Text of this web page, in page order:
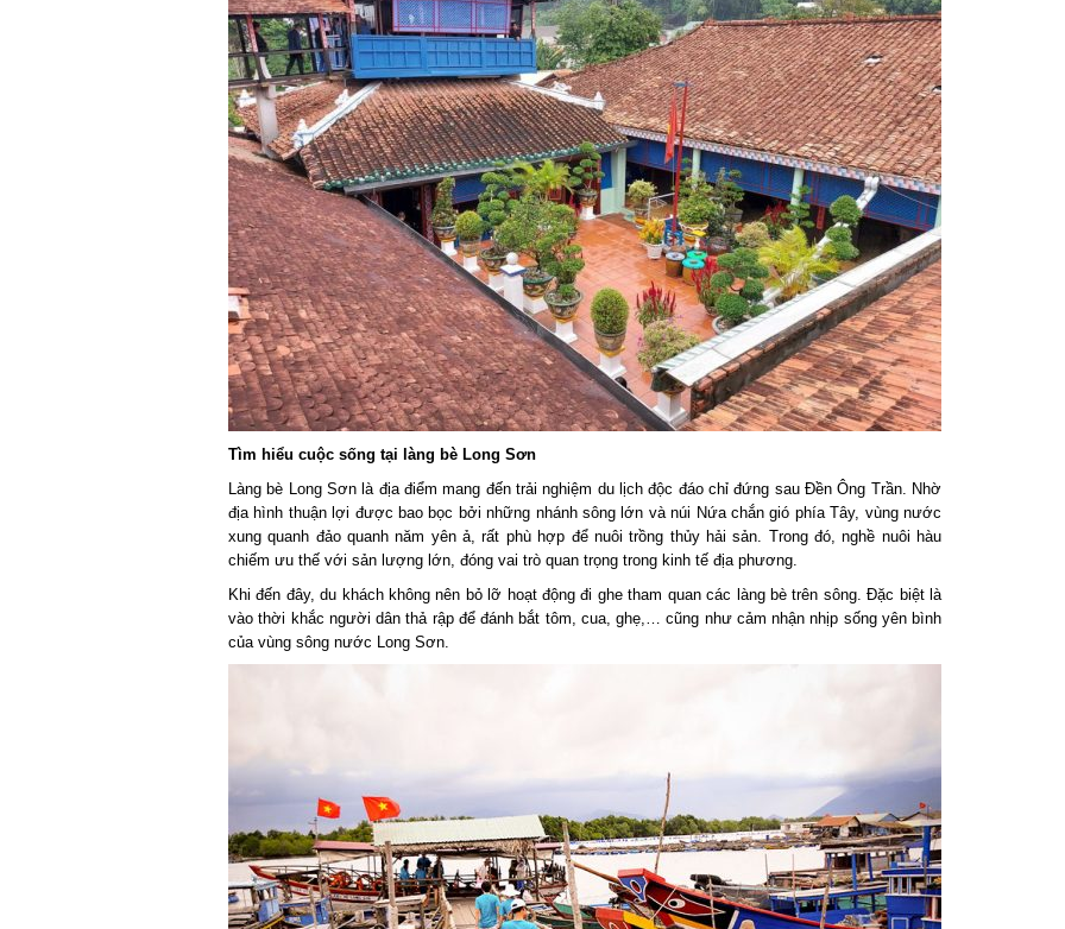
Tìm hiểu cuộc sống tại làng bè Long Sơn
Làng bè Long Sơn là địa điểm mang đến trải nghiệm du lịch độc đáo chỉ đứng sau Đền Ông Trần. Nhờ
địa hình thuận lợi được bao bọc bởi những nhánh sông lớn và núi Nứa chắn gió phía Tây, vùng nước
xung quanh đảo quanh năm yên ả, rất phù hợp để nuôi trồng thủy hải sản. Trong đó, nghề nuôi hàu
chiếm ưu thế với sản lượng lớn, đóng vai trò quan trọng trong kinh tế địa phương.
Khi đến đây, du khách không nên bỏ lỡ hoạt động đi ghe tham quan các làng bè trên sông. Đặc biệt là
vào thời khắc người dân thả rập để đánh bắt tôm, cua, ghẹ,… cũng như cảm nhận nhịp sống yên bình
của vùng sông nước Long Sơn.